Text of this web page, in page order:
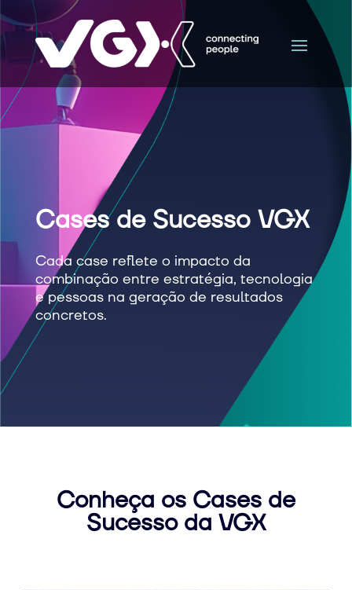
Cases de Sucesso VGX
Cada case reflete o impacto da
combinação entre estratégia, tecnologia
e pessoas na geração de resultados
concretos.
Conheça os Cases de
Sucesso da VGX